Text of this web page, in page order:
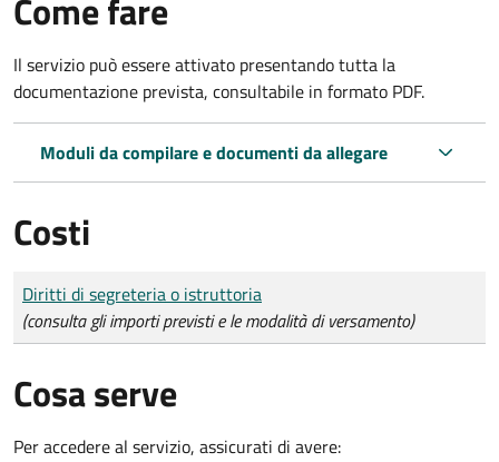
Come fare
Il servizio può essere attivato presentando tutta la
documentazione prevista, consultabile in formato PDF.
Moduli da compilare e documenti da allegare
Costi
Tipo di pagamento
Importo
Diritti di segreteria o istruttoria
(consulta gli importi previsti e le modalità di versamento)
Cosa serve
Per accedere al servizio, assicurati di avere: